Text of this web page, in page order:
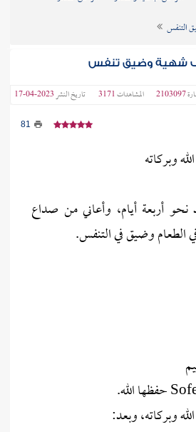
التنفس
شهية وضيق تنفس
2103097 المشاهدات3171 تاريخ النشر2023-04-17
81
وبركاته
نحو أربعة أيام، وأعاني من صداع
الطعام وضيق في التنفس.
وبركاته، وبعد: